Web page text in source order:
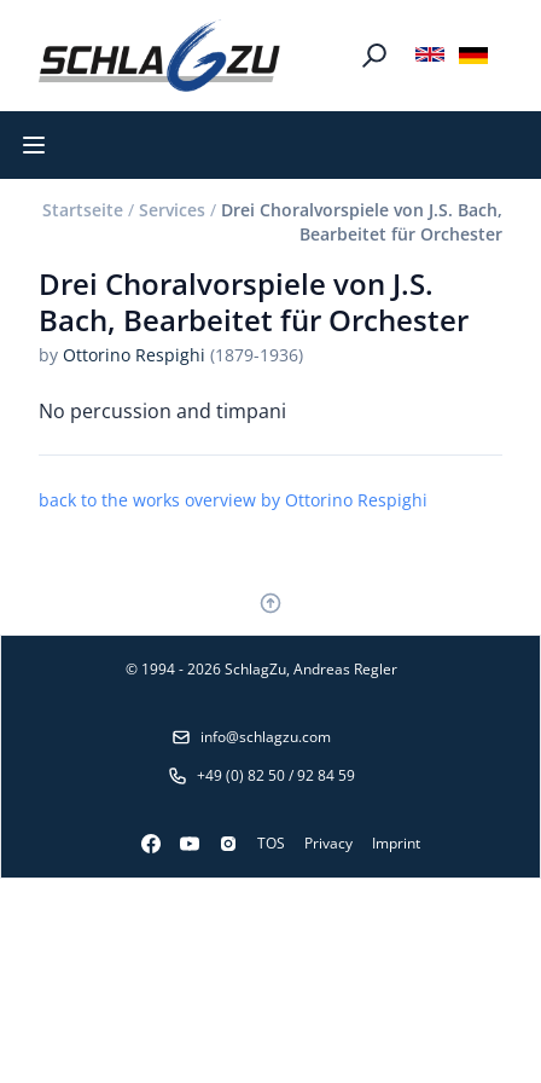
Open main menu
Startseite / Services / Drei Choralvorspiele von J.S. Bach,
Bearbeitet für Orchester
Drei Choralvorspiele von J.S.
Bach, Bearbeitet für Orchester
by Ottorino Respighi (1879-1936)
No percussion and timpani
back to the works overview by Ottorino Respighi
© 1994 - 2026 SchlagZu, Andreas Regler
info@schlagzu.com
+49 (0) 82 50 / 92 84 59
TOS Privacy Imprint